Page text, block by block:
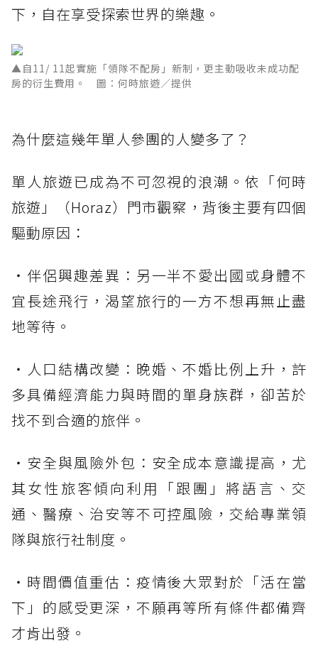
下，自在享受探索世界的樂趣。
▲自11/ 11起實施「領隊不配房」新制，更主動吸收未成功配
房的衍生費用。 圖：何時旅遊／提供
為什麼這幾年單人參團的人變多了？
單人旅遊已成為不可忽視的浪潮。依「何時
旅遊」（Horaz）門市觀察，背後主要有四個
驅動原因：
・伴侶興趣差異：另一半不愛出國或身體不
宜長途飛行，渴望旅行的一方不想再無止盡
地等待。
・人口結構改變：晚婚、不婚比例上升，許
多具備經濟能力與時間的單身族群，卻苦於
找不到合適的旅伴。
・安全與風險外包：安全成本意識提高，尤
其女性旅客傾向利用「跟團」將語言、交
通、醫療、治安等不可控風險，交給專業領
隊與旅行社制度。
・時間價值重估：疫情後大眾對於「活在當
下」的感受更深，不願再等所有條件都備齊
才肯出發。